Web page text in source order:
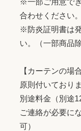
合わせください
※防炎証明書は
い。（一部商品除
【カーテンの場合
原則付いており
別途料金（別途
ご連絡が必要に
可）